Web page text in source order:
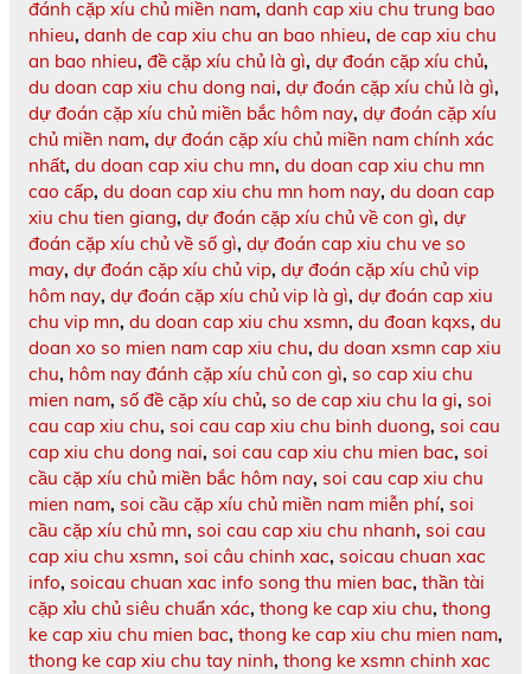
đánh cặp xíu chủ miền nam, danh cap xiu chu trung bao
nhieu, danh de cap xiu chu an bao nhieu, de cap xiu chu
an bao nhieu, đề cặp xíu chủ là gì, dự đoán cặp xíu chủ,
du doan cap xiu chu dong nai, dự đoán cặp xíu chủ là gì,
dự đoán cặp xíu chủ miền bắc hôm nay, dự đoán cặp xíu
chủ miền nam, dự đoán cặp xíu chủ miền nam chính xác
nhất, du doan cap xiu chu mn, du doan cap xiu chu mn
cao cấp, du doan cap xiu chu mn hom nay, du doan cap
xiu chu tien giang, dự đoán cặp xíu chủ về con gì, dự
đoán cặp xíu chủ về số gì, dự đoán cap xiu chu ve so
may, dự đoán cặp xíu chủ vip, dự đoán cặp xíu chủ vip
hôm nay, dự đoán cặp xíu chủ vip là gì, dự đoán cap xiu
chu vip mn, du doan cap xiu chu xsmn, du đoan kqxs, du
doan xo so mien nam cap xiu chu, du doan xsmn cap xiu
chu, hôm nay đánh cặp xíu chủ con gì, so cap xiu chu
mien nam, số đề cặp xíu chủ, so de cap xiu chu la gi, soi
cau cap xiu chu, soi cau cap xiu chu binh duong, soi cau
cap xiu chu dong nai, soi cau cap xiu chu mien bac, soi
cầu cặp xíu chủ miền bắc hôm nay, soi cau cap xiu chu
mien nam, soi cầu cặp xíu chủ miền nam miễn phí, soi
cầu cặp xíu chủ mn, soi cau cap xiu chu nhanh, soi cau
cap xiu chu xsmn, soi câu chinh xac, soicau chuan xac
info, soicau chuan xac info song thu mien bac, thần tài
cặp xỉu chủ siêu chuẩn xác, thong ke cap xiu chu, thong
ke cap xiu chu mien bac, thong ke cap xiu chu mien nam,
thong ke cap xiu chu tay ninh, thong ke xsmn chinh xac